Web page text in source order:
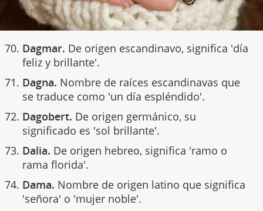
Dagmar. De origen escandinavo, significa 'día
feliz y brillante'.
Dagna. Nombre de raíces escandinavas que
se traduce como 'un día espléndido'.
Dagobert. De origen germánico, su
significado es 'sol brillante'.
Dalia. De origen hebreo, significa 'ramo o
rama florida'.
Dama. Nombre de origen latino que significa
'señora' o 'mujer noble'.